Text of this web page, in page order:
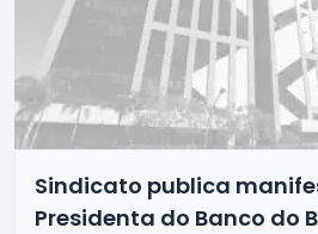
Sindicato publica
Presidenta do Banco do